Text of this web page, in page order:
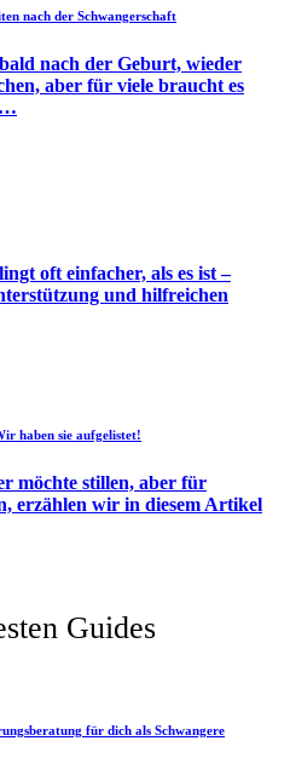
nach der Schwangerschaft
nach der Geburt, wieder
aber für viele braucht es
oft einfacher, als es ist –
und hilfreichen
haben sie aufgelistet!
möchte stillen, aber für
erzählen wir in diesem Artikel
Guides
für dich als Schwangere